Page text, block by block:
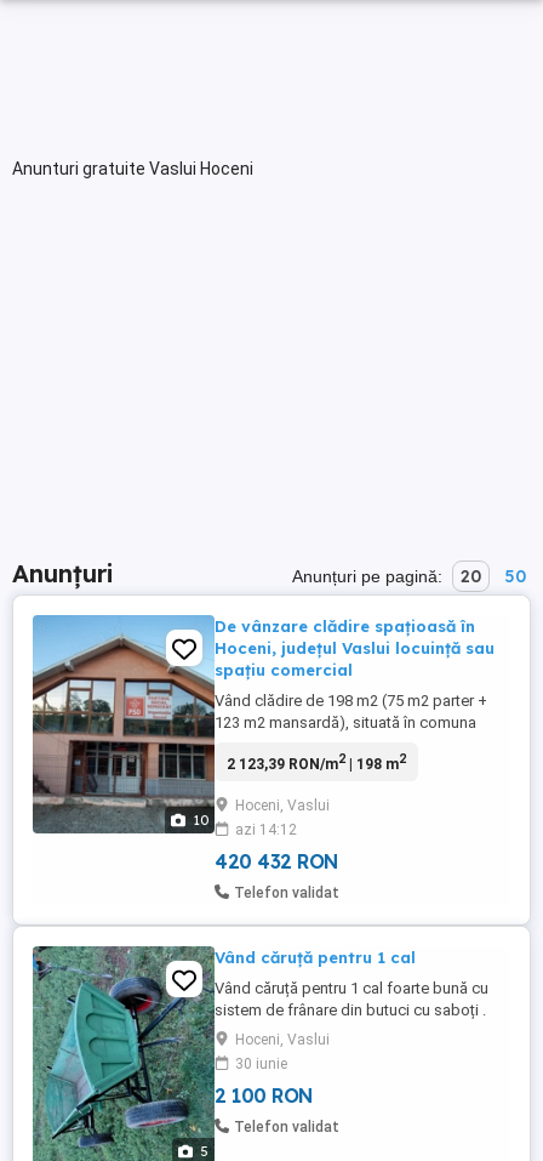
Anunturi gratuite Vaslui Hoceni
Anunțuri Anunțuri pe pagină: 20 50
10
De vânzare clădire spațioasă în
Hoceni, județul Vaslui locuință sau
spațiu comercial
Vând clădire de 198 m2 (75 m2 parter +
123 m2 mansardă), situată în comuna
structura de rezistență din cărămida si
birou, beci, grădină, dispune de toate
utilitațile, teren 353 m2. Poate fi folosită ca
locuință ...
2 123,39 RON/m2| 198 m2
Hoceni, Vaslui
azi 14:12
420 432 RON
Telefon validat
5
Vând căruță pentru 1 cal
Vând căruță pentru 1 cal foarte bună cu
sistem de frânare din butuci cu saboți .
Hoceni, Vaslui
30 iunie
2 100 RON
Telefon validat